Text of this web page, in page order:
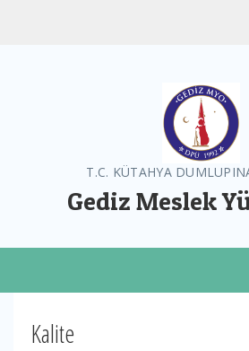
T.C. KÜTAHYA
Gediz Meslek
Kalite